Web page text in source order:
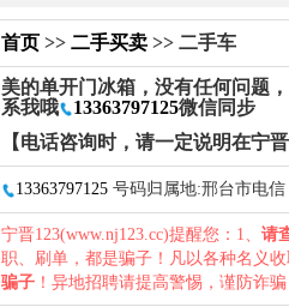
首页 >> 二手买卖 >> 二手车
美的单开门冰箱，没有任何问题
系我哦
13363797125微信同步
【电话咨询时，请一定说明在宁
13363797125 号码归属地:邢台市电信
宁晋123(www.nj123.cc)提醒您：1、 请
职、刷单，都是骗子！凡以各种名义收
骗子 ！异地招聘请提高警惕，谨防诈骗